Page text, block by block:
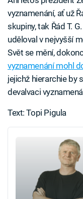
vyznamenání, ať už
skupiny, tak Řád T.
uděloval v nejvyšší
Svět se mění,
vyznamenání mohl
jejichž hierarchie by
devalvaci
Text: Topi Pigula